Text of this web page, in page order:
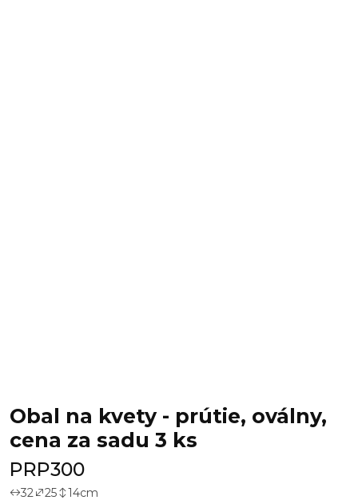
Obal na kvety - prútie, oválny,
cena za sadu 3 ks
PRP300
32 25 14cm